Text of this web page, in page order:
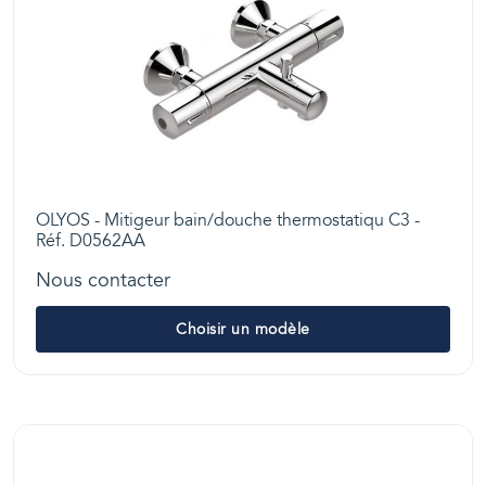
OLYOS - Mitigeur bain/douche thermostatiqu C3 -
Réf. D0562AA
Nous contacter
Choisir un modèle